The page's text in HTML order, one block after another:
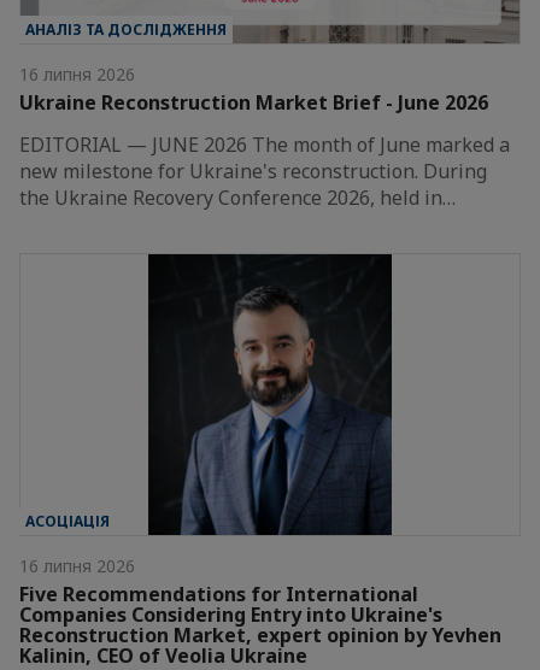
АНАЛІЗ ТА ДОСЛІДЖЕННЯ
16 липня 2026
Ukraine Reconstruction Market Brief - June 2026
EDITORIAL — JUNE 2026 The month of June marked a
new milestone for Ukraine's reconstruction. During
the Ukraine Recovery Conference 2026, held in…
АСОЦІАЦІЯ
16 липня 2026
Five Recommendations for International
Companies Considering Entry into Ukraine's
Reconstruction Market, expert opinion by Yevhen
Kalinin, CEO of Veolia Ukraine